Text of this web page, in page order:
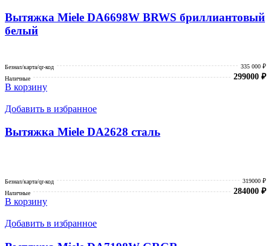
Вытяжка Miele DA6698W BRWS бриллиантовый
белый
Безнал/карта/qr-код
335 000 ₽
Наличные
299000 ₽
В корзину
Добавить в избранное
Вытяжка Miele DA2628 сталь
Безнал/карта/qr-код
319000 ₽
Наличные
284000 ₽
В корзину
Добавить в избранное